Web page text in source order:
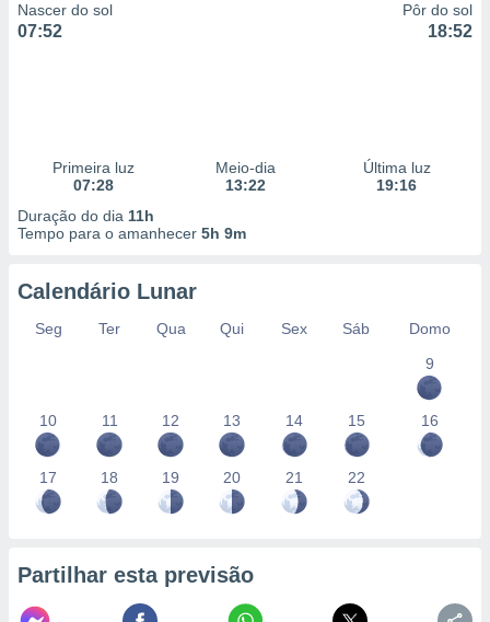
Nascer do sol
07:52
Pôr do sol
18:52
Primeira luz
07:28
Meio-dia
13:22
Última luz
19:16
Duração do dia 11h
Tempo para o amanhecer 5h 9m
Calendário Lunar
Seg Ter Qua Qui Sex Sáb
Domo
9
10 11 12 13 14 15 16
17 18 19 20 21 22
Partilhar esta previsão